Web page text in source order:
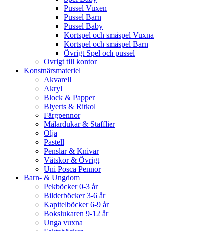
Pussel Vuxen
Pussel Barn
Pussel Baby
Kortspel och småspel Vuxna
Kortspel och småspel Barn
Övrigt Spel och pussel
Övrigt till kontor
Konstnärsmateriel
Akvarell
Akryl
Block & Papper
Blyerts & Ritkol
Färgpennor
Målardukar & Stafflier
Olja
Pastell
Penslar & Knivar
Vätskor & Övrigt
Uni Posca Pennor
Barn- & Ungdom
Pekböcker 0-3 år
Bilderböcker 3-6 år
Kapitelböcker 6-9 år
Bokslukaren 9-12 år
Unga vuxna